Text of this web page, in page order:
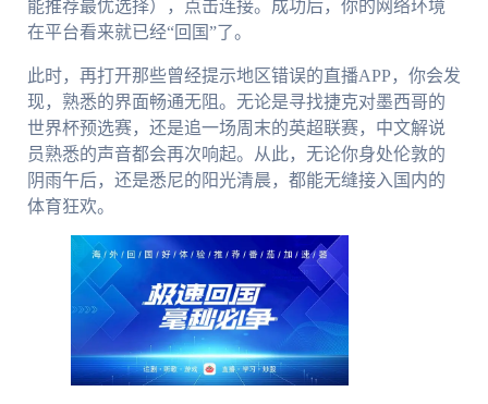
能推荐最优选择），点击连接。成功后，你的网络环境
在平台看来就已经“回国”了。
此时，再打开那些曾经提示地区错误的直播APP，你会发
现，熟悉的界面畅通无阻。无论是寻找捷克对墨西哥的
世界杯预选赛，还是追一场周末的英超联赛，中文解说
员熟悉的声音都会再次响起。从此，无论你身处伦敦的
阴雨午后，还是悉尼的阳光清晨，都能无缝接入国内的
体育狂欢。